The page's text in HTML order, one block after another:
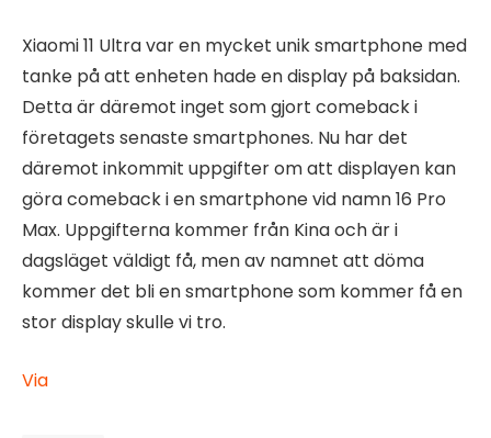
Xiaomi 11 Ultra var en mycket unik smartphone med
tanke på att enheten hade en display på baksidan.
Detta är däremot inget som gjort comeback i
företagets senaste smartphones. Nu har det
däremot inkommit uppgifter om att displayen kan
göra comeback i en smartphone vid namn 16 Pro
Max. Uppgifterna kommer från Kina och är i
dagsläget väldigt få, men av namnet att döma
kommer det bli en smartphone som kommer få en
stor display skulle vi tro.
Via